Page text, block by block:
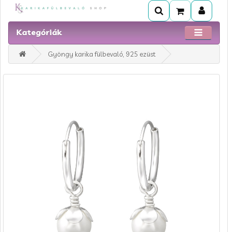
Kategóriák
Gyöngy karika fülbevaló, 925 ezüst